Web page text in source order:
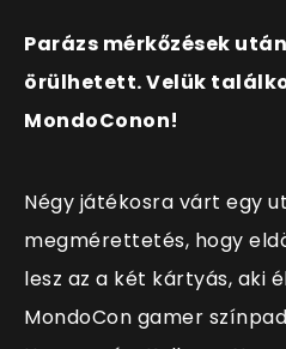
Parázs mérkőzések
örülhetett. Velük
MondoConon!
Négy játékosra várt egy
megmérettetés, hogy
lesz az a két kártyás, aki
MondoCon gamer